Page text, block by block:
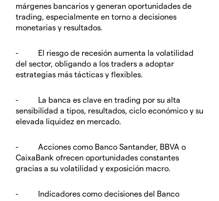
márgenes bancarios y generan oportunidades de
trading, especialmente en torno a decisiones
monetarias y resultados.
- El riesgo de recesión aumenta la volatilidad
del sector, obligando a los traders a adoptar
estrategias más tácticas y flexibles.
- La banca es clave en trading por su alta
sensibilidad a tipos, resultados, ciclo económico y su
elevada liquidez en mercado.
- Acciones como Banco Santander, BBVA o
CaixaBank ofrecen oportunidades constantes
gracias a su volatilidad y exposición macro.
- Indicadores como decisiones del Banco